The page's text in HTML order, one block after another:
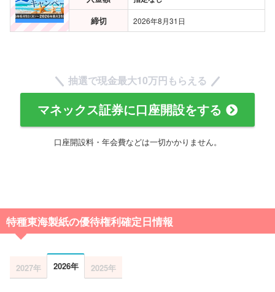
締切 2026年8月31日
抽選で現金最大10万円もらえる
マネックス証券に口座開設をする
口座開設料・年会費などは一切かかりません。
特種東海製紙の優待権利確定日情報
2027年 2026年 2025年